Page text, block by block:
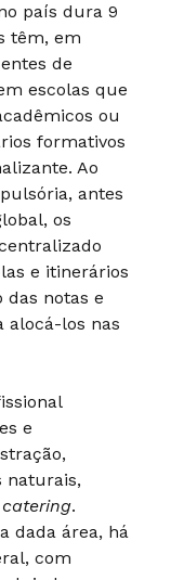
país dura 9
têm, em
de
escolas que
ou
formativos
Ao
antes
os
e itinerários
das notas e
alocá-los nas
e
naturais,
catering.
dada área, há
com